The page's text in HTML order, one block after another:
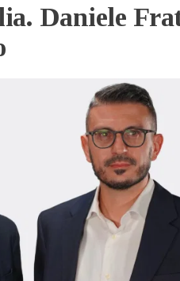
Daniele